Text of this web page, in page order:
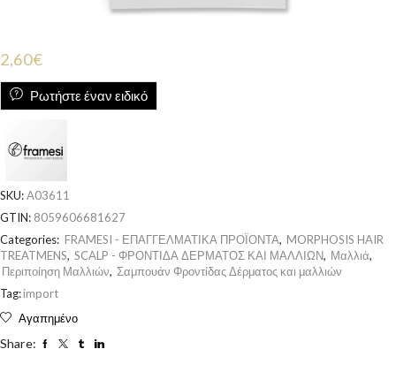
2,60€
Ρωτήστε έναν ειδικό
SKU:A03611
GTIN: 8059606681627
Categories: FRAMESI - ΕΠΑΓΓΕΛΜΑΤΙΚΑ ΠΡΟΪΟΝΤΑ, MORPHOSIS HAIR
TREATMENS, SCALP - ΦΡΟΝΤΙΔΑ ΔΕΡΜΑΤΟΣ ΚΑΙ ΜΑΛΛΙΩΝ, Μαλλιά,
Περιποίηση Μαλλιών, Σαμπουάν Φροντίδας Δέρματος και μαλλιών
Tag:import
Αγαπημένο
Share: